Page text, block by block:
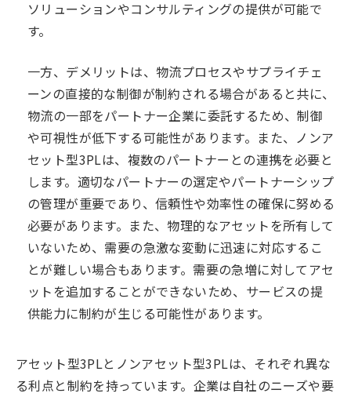
ソリューションやコンサルティングの提供が可能で
す。
一方、デメリットは、物流プロセスやサプライチェ
ーンの直接的な制御が制約される場合があると共に、
物流の一部をパートナー企業に委託するため、制御
や可視性が低下する可能性があります。また、ノンア
セット型3PLは、複数のパートナーとの連携を必要と
します。適切なパートナーの選定やパートナーシップ
の管理が重要であり、信頼性や効率性の確保に努める
必要があります。また、物理的なアセットを所有して
いないため、需要の急激な変動に迅速に対応するこ
とが難しい場合もあります。需要の急増に対してアセ
ットを追加することができないため、サービスの提
供能力に制約が生じる可能性があります。
アセット型3PLとノンアセット型3PLは、それぞれ異な
る利点と制約を持っています。企業は自社のニーズや要